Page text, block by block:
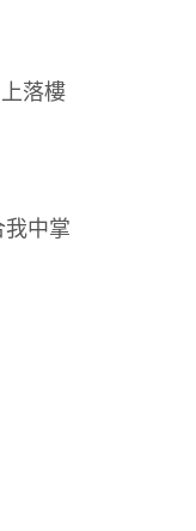
落樓
中掌